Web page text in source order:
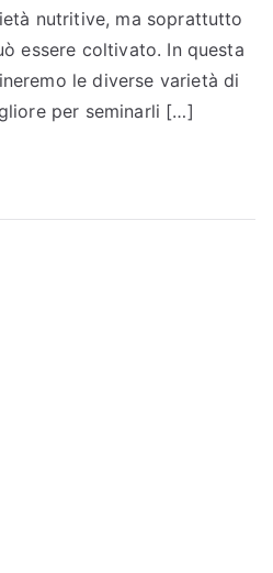
nutritive, ma soprattutto
essere coltivato. In questa
le diverse varietà di
per seminarli […]